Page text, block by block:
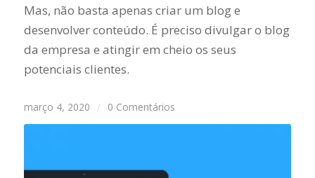
Mas, não basta apenas criar um blog e
desenvolver conteúdo. É preciso divulgar o blog
da empresa e atingir em cheio os seus
potenciais clientes.
março 4, 2020 / 0 Comentários